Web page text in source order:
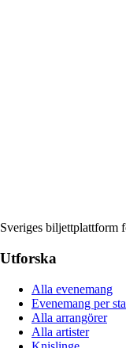
Sveriges biljettplattform
Utforska
Alla evenemang
Evenemang per
Alla arrangörer
Alla artister